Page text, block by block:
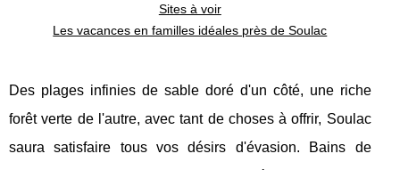
Sites à voir
Les vacances en familles idéales près de Soulac
Des plages infinies de sable doré d'un côté, une riche
forêt verte de l'autre, avec tant de choses à offrir, Soulac
saura satisfaire tous vos désirs d'évasion. Bains de